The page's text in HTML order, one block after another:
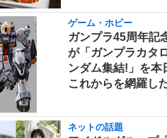
ゲーム・ホビー
ガンプラ45周年記
が「ガンプラカタ
ンダム集結!」を本
これからを網羅し
ネットの話題